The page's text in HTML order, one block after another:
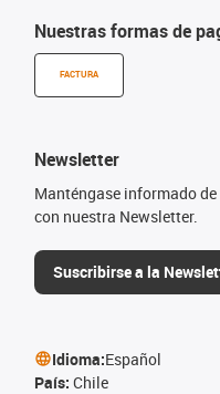
Nuestras formas de
FACTURA
Newsletter
Manténgase informado
con nuestra Newsletter.
Suscribirse a la
Idioma:Español
País: Chile